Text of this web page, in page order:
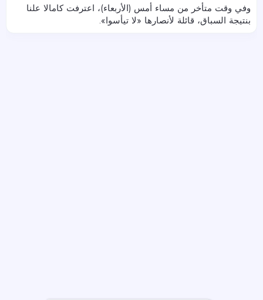
وفي وقت متأخر من مساء أمس (الأربعاء)، اعترفت كامالا علنا
بنتيجة السباق، قائلة لأنصارها «لا تيأسوا».